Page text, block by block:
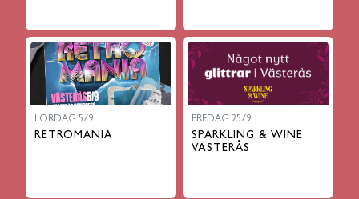
LÖRDAG 5/9
RETROMANIA
FREDAG 25/9
SPARKLING & WINE
VÄSTERÅS